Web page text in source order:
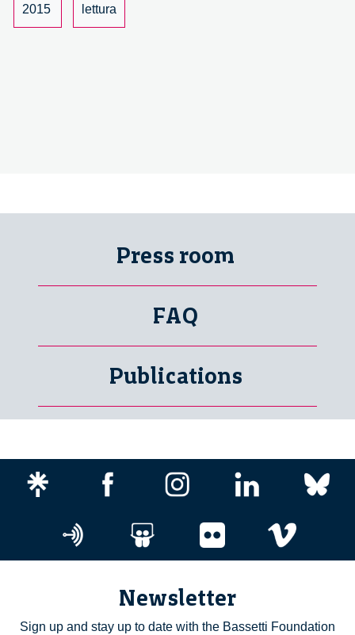
2015
lettura
Press room
FAQ
Publications
Newsletter
Sign up and stay up to date with the Bassetti Foundation